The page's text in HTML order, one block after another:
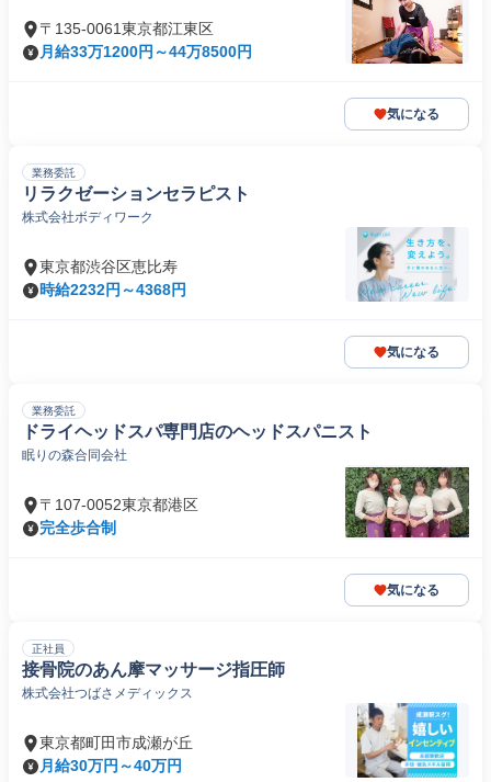
〒135-0061東京都江東区
月給33万1200円～44万8500円
気になる
業務委託
リラクゼーションセラピスト
株式会社ボディワーク
東京都渋谷区恵比寿
時給2232円～4368円
気になる
業務委託
ドライヘッドスパ専門店のヘッドスパニスト
眠りの森合同会社
〒107-0052東京都港区
完全歩合制
気になる
正社員
接骨院のあん摩マッサージ指圧師
株式会社つばさメディックス
東京都町田市成瀬が丘
月給30万円～40万円